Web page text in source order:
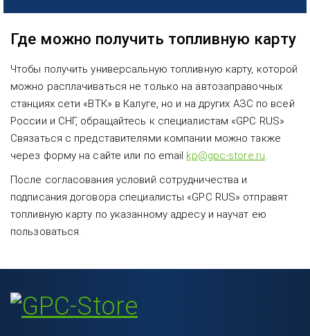
Где можно получить топливную карту
Чтобы получить универсальную топливную карту, которой
можно расплачиваться не только на автозаправочных
станциях сети «ВТК» в Калуге, но и на других АЗС по всей
России и СНГ, обращайтесь к специалистам «GPC RUS»
Связаться с представителями компании можно также
через форму на сайте или по email kp@gpc-store.ru.
После согласования условий сотрудничества и
подписания договора специалисты «GPC RUS» отправят
топливную карту по указанному адресу и научат ею
пользоваться.